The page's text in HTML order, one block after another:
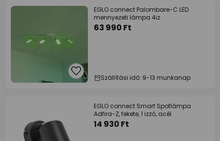
EGLO connect Palombare-C LED
mennyezeti lámpa 4iz
63 990 Ft
Szállítási idő: 9-13 munkanap
EGLO connect Smart Spotlámpa
Adfira-Z, fekete, 1 izzó, acél
14 930 Ft